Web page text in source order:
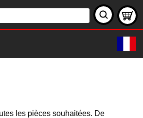
les pièces souhaitées. De